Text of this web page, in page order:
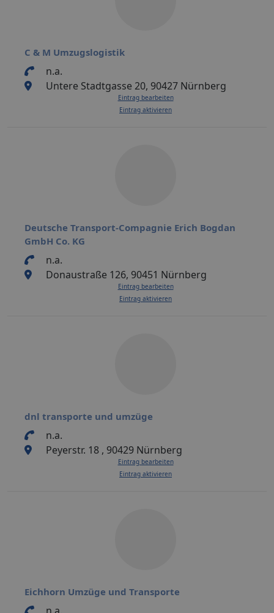
C & M Umzugslogistik
n.a.
Untere Stadtgasse 20, 90427 Nürnberg
Eintrag bearbeiten
Eintrag aktivieren
Deutsche Transport-Compagnie Erich Bogdan
GmbH Co. KG
n.a.
Donaustraße 126, 90451 Nürnberg
Eintrag bearbeiten
Eintrag aktivieren
dnl transporte und umzüge
n.a.
Peyerstr. 18 , 90429 Nürnberg
Eintrag bearbeiten
Eintrag aktivieren
Eichhorn Umzüge und Transporte
n.a.